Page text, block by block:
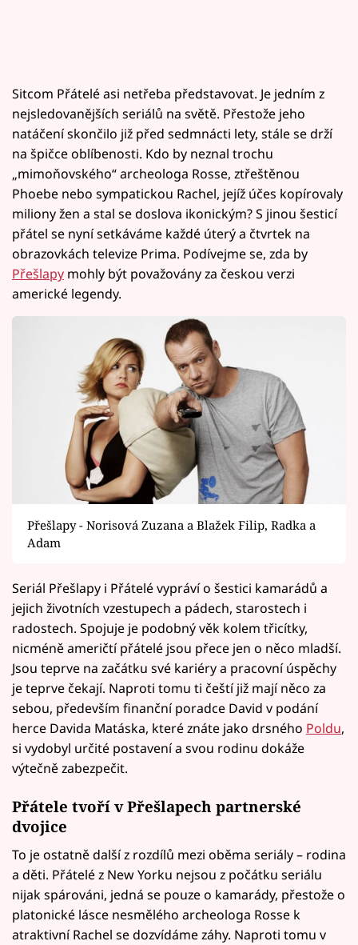
Sitcom Přátelé asi netřeba představovat. Je jedním z
nejsledovanějších seriálů na světě. Přestože jeho
natáčení skončilo již před sedmnácti lety, stále se drží
na špičce oblíbenosti. Kdo by neznal trochu
„mimoňovského“ archeologa Rosse, ztřeštěnou
Phoebe nebo sympatickou Rachel, jejíž účes kopírovaly
miliony žen a stal se doslova ikonickým? S jinou šesticí
přátel se nyní setkáváme každé úterý a čtvrtek na
obrazovkách televize Prima. Podívejme se, zda by
Přešlapy mohly být považovány za českou verzi
americké legendy.
Přešlapy - Norisová Zuzana a Blažek Filip, Radka a
Adam
Seriál Přešlapy i Přátelé vypráví o šestici kamarádů a
jejich životních vzestupech a pádech, starostech i
radostech. Spojuje je podobný věk kolem třicítky,
nicméně američtí přátelé jsou přece jen o něco mladší.
Jsou teprve na začátku své kariéry a pracovní úspěchy
je teprve čekají. Naproti tomu ti čeští již mají něco za
sebou, především finanční poradce David v podání
herce Davida Matáska, které znáte jako drsného Poldu,
si vydobyl určité postavení a svou rodinu dokáže
výtečně zabezpečit.
Přátele tvoří v Přešlapech partnerské
dvojice
To je ostatně další z rozdílů mezi oběma seriály – rodina
a děti. Přátelé z New Yorku nejsou z počátku seriálu
nijak spárováni, jedná se pouze o kamarády, přestože o
platonické lásce nesmělého archeologa Rosse k
atraktivní Rachel se dozvídáme záhy. Naproti tomu v